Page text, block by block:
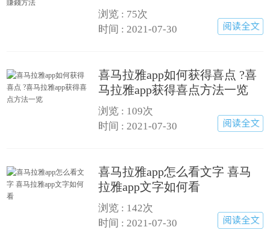
浏览 : 75次
时间 : 2021-07-30
喜马拉雅app如何获得喜点 ?喜
马拉雅app获得喜点方法一览
浏览 : 109次
时间 : 2021-07-30
喜马拉雅app怎么看文字 喜马
拉雅app文字如何看
浏览 : 142次
时间 : 2021-07-30